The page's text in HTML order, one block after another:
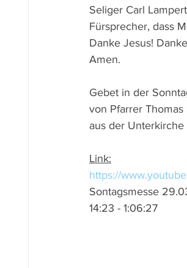
Seliger Carl
Fürsprecher, dass
Danke Jesus!
Amen.
Gebet in der
von Pfarrer Thomas
aus der
Link:
https://
Sontagsmesse
14:23 - 1:06:27